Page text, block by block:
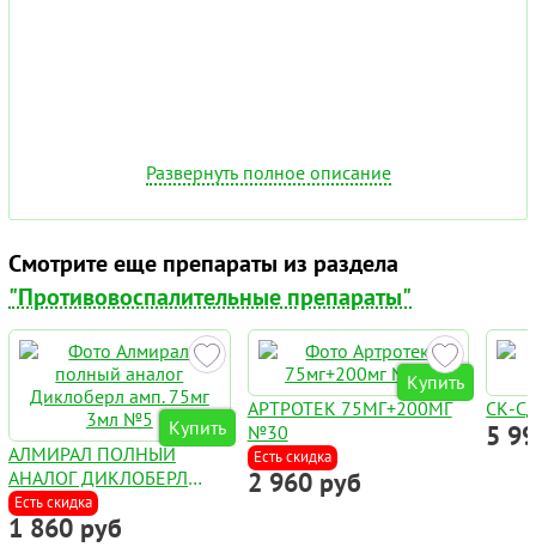
Развернуть полное описание
Смотрите еще препараты из раздела
"Противовоспалительные препараты"
Купить
АЛМИРАЛ ПОЛНЫЙ
АНАЛОГ ДИКЛОБЕРЛ
АМП. 75МГ 3МЛ №5
Есть скидка
1 860 руб
Купить
АРТРОТЕК 75МГ+200МГ
№30
Есть скидка
2 960 руб
СК-
5